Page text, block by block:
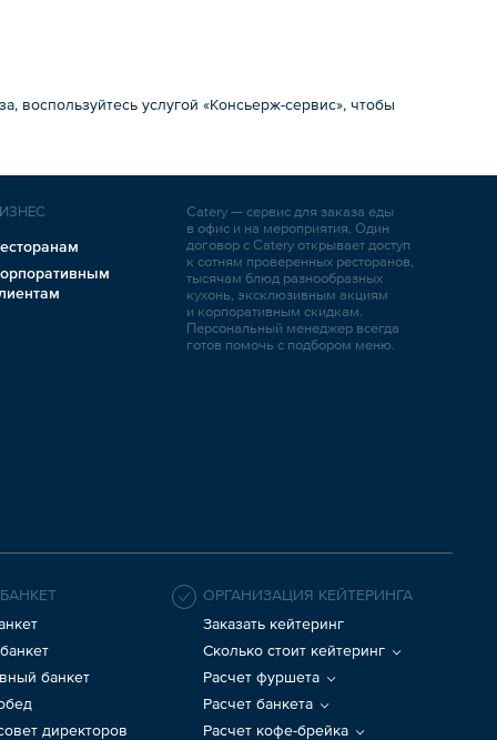
воспользуйтесь услугой «Консьерж-сервис», чтобы
Catery — сервис для заказа еды
в офис и на мероприятия. Один
договор с Catery открывает доступ
к сотням проверенных ресторанов,
тысячам блюд разнообразных
кухонь, эксклюзивным акциям
и корпоративным скидкам.
Персональный менеджер всегда
готов помочь с подбором меню.
банкет
директоров
ОРГАНИЗАЦИЯ КЕЙТЕРИНГА
Заказать кейтеринг
Сколько стоит кейтеринг
Расчет фуршета
Расчет банкета
Расчет кофе-брейка